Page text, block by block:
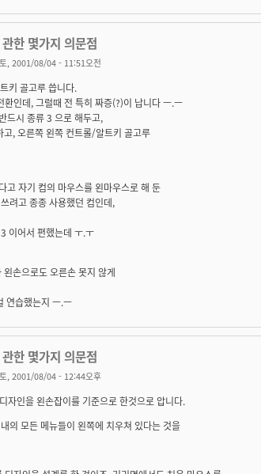
한 몇가지 의문점
, 2001/08/04 - 11:51오전
키 골고루 씁니다.
환인데, 그럴때 전 특히 짜증(?)이 납니다 ㅡ.ㅡ
드시 종류 3 으로 해두고,
, 오른쪽 왼쪽 컨트롤/알트키 골고루
고 자기 컴의 마우스를 왼마우스로 해 둔
려고 종종 사용했던 컴인데,
이어서 편했는데 ㅜ.ㅜ
손으로도 오른손 못지 않게
연습했는지 ㅡ.ㅡ
한 몇가지 의문점
, 2001/08/04 - 12:44오후
자인을 왼손잡이를 기준으로 한것으로 압니다.
의 모든 메뉴들이 왼쪽에 치우쳐 있다는 것을